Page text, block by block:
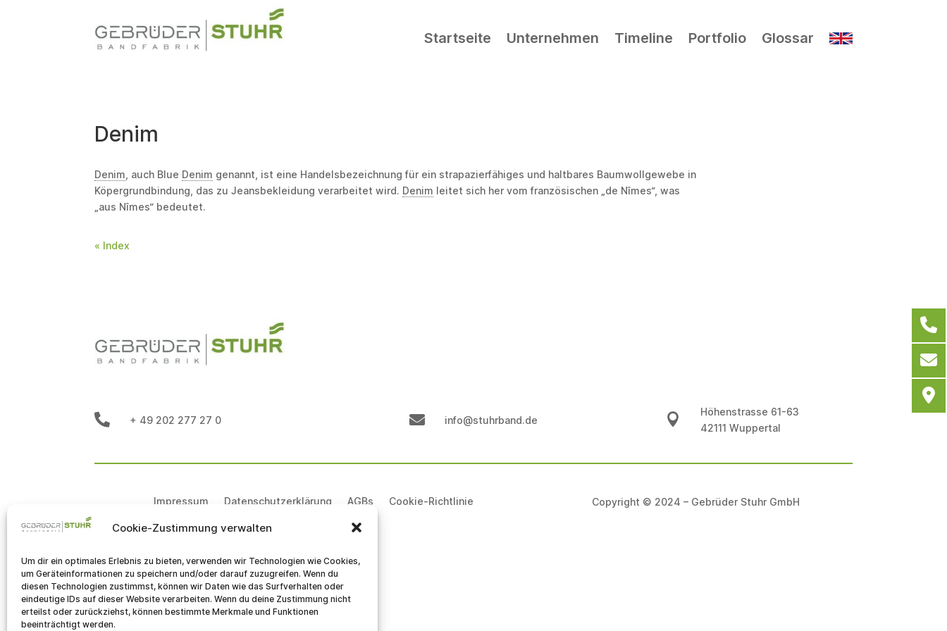
Cookie-Zustimmung verwalten
Um dir ein optimales Erlebnis zu bieten, verwenden wir Technologien wie Cookies,
um Geräteinformationen zu speichern und/oder darauf zuzugreifen. Wenn du
diesen Technologien zustimmst, können wir Daten wie das Surfverhalten oder
eindeutige IDs auf dieser Website verarbeiten. Wenn du deine Zustimmung nicht
erteilst oder zurückziehst, können bestimmte Merkmale und Funktionen
beeinträchtigt werden.
Startseite Unternehmen Timeline Portfolio Glossar
Denim
Denim , auch Blue Denim genannt, ist eine Handelsbezeichnung für ein strapazierfähiges und haltbares Baumwollgewebe in
Köpergrundbindung, das zu Jeansbekleidung verarbeitet wird. Denim leitet sich her vom französischen „de Nîmes“, was
„aus Nîmes“ bedeutet.
« Index
 + 49 202 277 27 0  info@stuhrband.de 
Höhenstrasse 61-63
42111 Wuppertal
Impressum Datenschutzerklärung AGBs Cookie-Richtlinie Copyright © 2024 – Gebrüder Stuhr GmbH